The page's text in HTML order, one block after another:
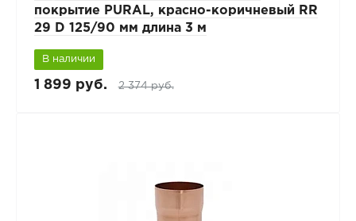
покрытие PURAL, красно-коричневый RR
29 D 125/90 мм длина 3 м
В наличии
1 899 руб. 2 374 руб.